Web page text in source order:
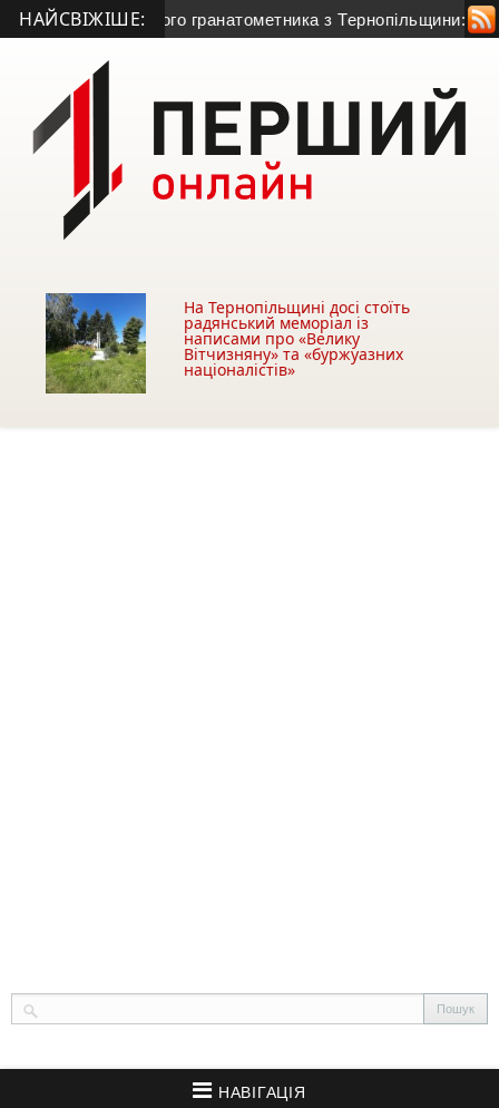
НАЙСВІЖІШЕ:
життя 50-річного гранатометника з Тернопільщини:
На Тернопільщині досі стоїть
радянський меморіал із
написами про «Велику
Вітчизняну» та «буржуазних
націоналістів»
НАВІГАЦІЯ